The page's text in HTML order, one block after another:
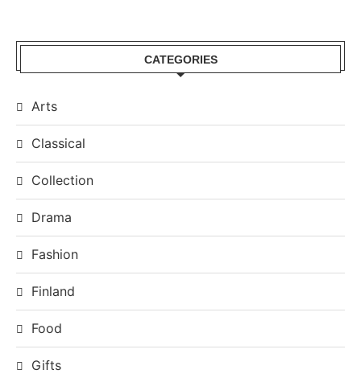
CATEGORIES
Arts
Classical
Collection
Drama
Fashion
Finland
Food
Gifts